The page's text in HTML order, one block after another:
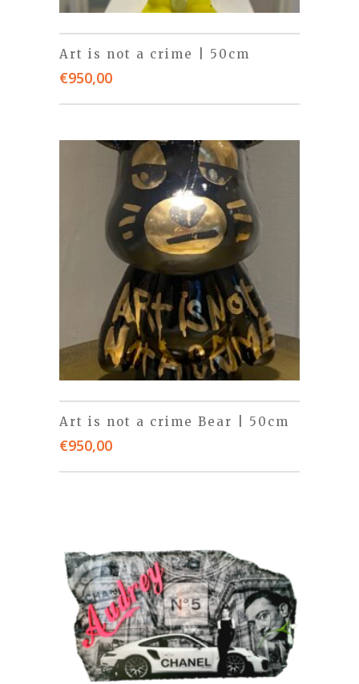
Art is not a crime | 50cm
€950,00
Art is not a crime Bear | 50cm
€950,00